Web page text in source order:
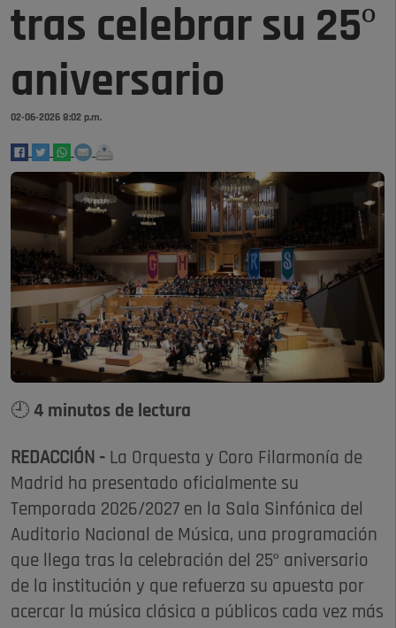
tras celebrar su 25º
aniversario
02-06-2026 8:02 p.m.
🕘 4 minutos de lectura
REDACCIÓN - La Orquesta y Coro Filarmonía de
Madrid ha presentado oficialmente su
Temporada 2026/2027 en la Sala Sinfónica del
Auditorio Nacional de Música, una programación
que llega tras la celebración del 25º aniversario
de la institución y que refuerza su apuesta por
acercar la música clásica a públicos cada vez más